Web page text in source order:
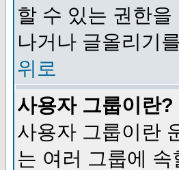
할 수 있는 권한
나거나 글올리기
위로
사용자 그룹이란?
사용자 그룹이란
는 여러 그룹에